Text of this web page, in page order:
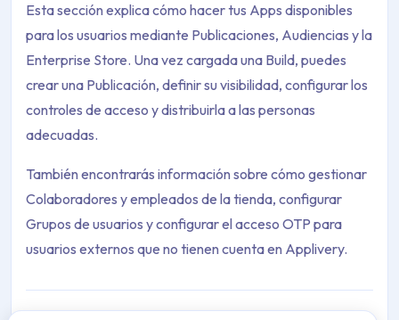
Esta sección explica cómo hacer tus Apps disponibles
para los usuarios mediante Publicaciones, Audiencias y la
Enterprise Store. Una vez cargada una Build, puedes
crear una Publicación, definir su visibilidad, configurar los
controles de acceso y distribuirla a las personas
adecuadas.
También encontrarás información sobre cómo gestionar
Colaboradores y empleados de la tienda, configurar
Grupos de usuarios y configurar el acceso OTP para
usuarios externos que no tienen cuenta en Applivery.